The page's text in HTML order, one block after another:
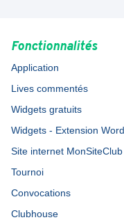
Fonctionnalités
Application
Lives commentés
Widgets gratuits
Widgets - Extension
Site internet MonSiteClub
Tournoi
Convocations
Clubhouse